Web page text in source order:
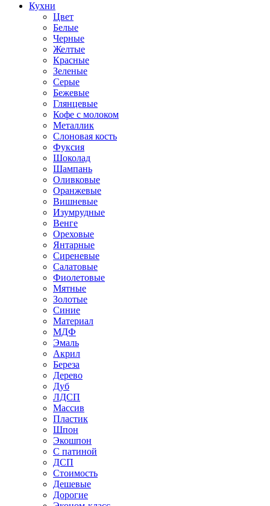
Кухни
Цвет
Белые
Черные
Желтые
Красные
Зеленые
Серые
Бежевые
Глянцевые
Кофе с молоком
Металлик
Слоновая кость
Фуксия
Шоколад
Шампань
Оливковые
Оранжевые
Вишневые
Изумрудные
Венге
Ореховые
Янтарные
Сиреневые
Салатовые
Фиолетовые
Мятные
Золотые
Синие
Материал
МДФ
Эмаль
Акрил
Береза
Дерево
Дуб
ЛДСП
Массив
Пластик
Шпон
Экошпон
С патиной
ДСП
Стоимость
Дешевые
Дорогие